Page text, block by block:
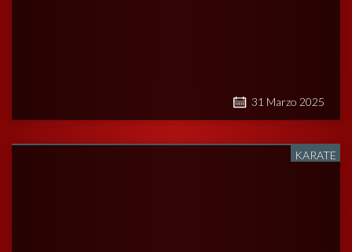
31 Marzo 2025
KARATE